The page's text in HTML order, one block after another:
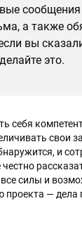
а также
вы
это.
себя
свои
и
силы и
проекта — дела